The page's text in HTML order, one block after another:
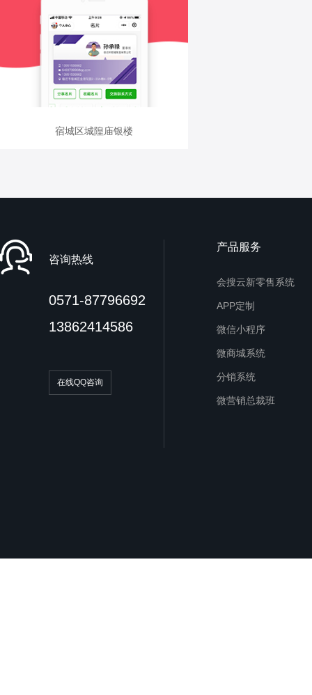
查看详情
宿城区城隍庙银楼
宿城区城隍庙银楼
咨询热线
0571-87796692
13862414586
在线QQ咨询
产品服务
会搜云新零售系统
APP定制
微信小程序
微商城系统
分销系统
微营销总裁班